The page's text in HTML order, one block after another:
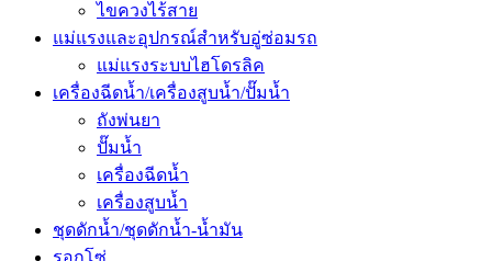
ไขควงไร้สาย
แม่แรงและอุปกรณ์สำหรับอู่ซ่อมรถ
แม่แรงระบบไฮโดรลิค
เครื่องฉีดน้ำ/เครื่องสูบน้ำ/ปั๊มน้ำ
ถังพ่นยา
ปั๊มน้ำ
เครื่องฉีดน้ำ
เครื่องสูบน้ำ
ชุดดักน้ำ/ชุดดักน้ำ-น้ำมัน
รอกโซ่